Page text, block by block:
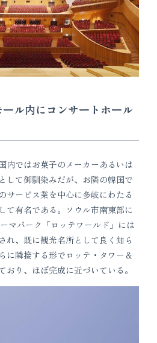
ル内にコンサートホール
内ではお菓子のメーカーあるいは
して御馴染みだが、お隣の韓国で
サービス業を中心に多岐にわたる
て有名である。ソウル市南東部に
マパーク「ロッテワールド」には
れ、既に観光名所として良く知ら
に隣接する形でロッテ・タワー＆
おり、ほぼ完成に近づいている。